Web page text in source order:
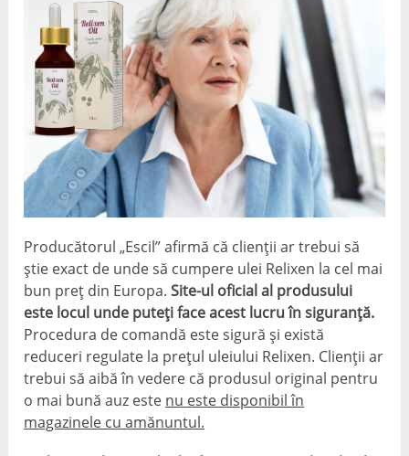
Producătorul „Escil” afirmă că clienții ar trebui să
știe exact de unde să cumpere ulei Relixen la cel mai
bun preț din Europa.Site-ul oficial al produsului
este locul unde puteți face acest lucru în siguranță.
Procedura de comandă este sigură și există
reduceri regulate la prețul uleiului Relixen. Clienții ar
trebui să aibă în vedere că produsul original pentru
o mai bună auz este nu este disponibil în
magazinele cu amănuntul.